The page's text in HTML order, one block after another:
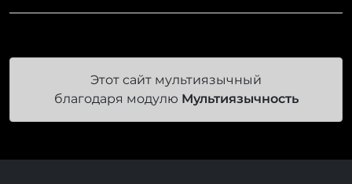
Этот сайт мультиязычный
благодаря модулю Мультиязычность